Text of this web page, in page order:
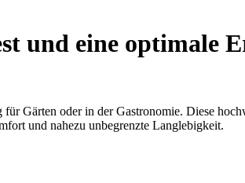
und eine optimale
Gärten oder in der Gastronomie. Diese
und nahezu unbegrenzte Langlebigkeit.